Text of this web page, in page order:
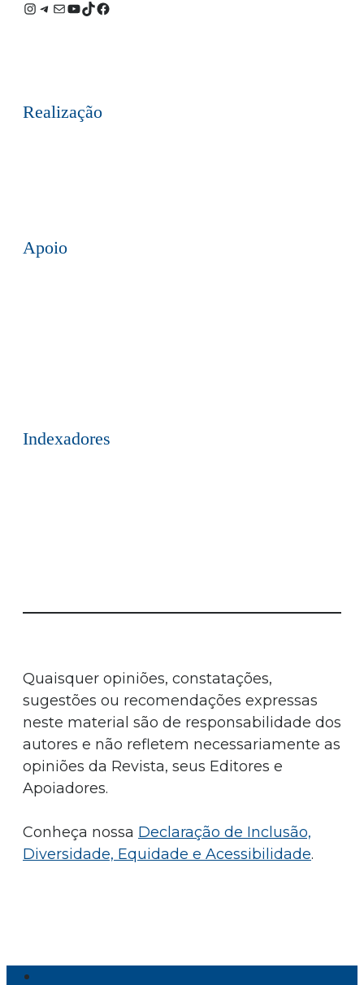
Instagram
Telegram
E-Youtube
TikTok
Facebook
Realização
Apoio
Indexadores
Quaisquer opiniões, constatações,
sugestões ou recomendações expressas
neste material são de responsabilidade dos
autores e não refletem necessariamente as
opiniões da Revista, seus Editores e
Apoiadores.
Conheça nossa Declaração de Inclusão,
Diversidade, Equidade e Acessibilidade.